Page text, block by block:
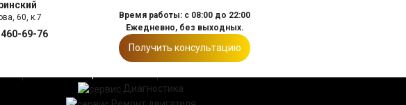
60, к.7
69-76
Время работы: с 08:00 до 22:00
Ежедневно, без выходных.
Получить консультацию
Диагностика